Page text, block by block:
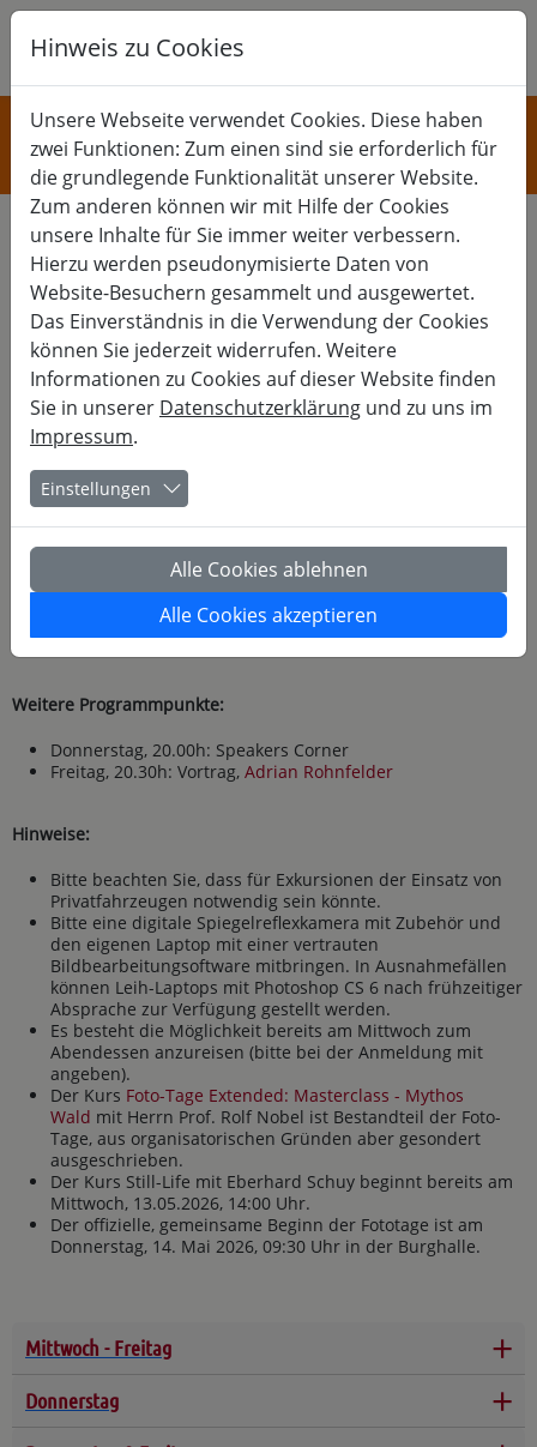
K B
KULTUR
Fotografie und Film
17. Fürstenecker Foto-Tage
Eine Burg für die Fotografie!
Bereichernde Tage rund um spannende fotografische Themen
in ein- oder mehrtages-Workshops, ein großartiger Vortrag,
eine familiäre Atmosphäre, Fachsimpeleien bis in die Nacht,
Fotos...
Sie wählen nach persönlicher Vorliebe Ihre Workshops in
unserem Baukasten-System aus. Gerne können Sie auch
tageweise, falls mal kein Workshop zusagt, eigenständig in
einer „Challenge“ eigenen oder vorgegebenen Themen
nachgehen. Weiter unten finden Sie die einzelnen Workshops.
Weitere Programmpunkte:
Donnerstag, 20.00h: Speakers Corner
Freitag, 20.30h: Vortrag, Adrian Rohnfelder
Hinweise:
Bitte beachten Sie, dass für Exkursionen der Einsatz von
Privatfahrzeugen notwendig sein könnte.
Bitte eine digitale Spiegelreflexkamera mit Zubehör und
den eigenen Laptop mit einer vertrauten
Bildbearbeitungsoftware mitbringen. In Ausnahmefällen
können Leih-Laptops mit Photoshop CS 6 nach frühzeitiger
Absprache zur Verfügung gestellt werden.
Es besteht die Möglichkeit bereits am Mittwoch zum
Abendessen anzureisen (bitte bei der Anmeldung mit
angeben).
Der Kurs Foto-Tage Extended: Masterclass - Mythos
Wald mit Herrn Prof. Rolf Nobel ist Bestandteil der Foto-
Tage, aus organisatorischen Gründen aber gesondert
ausgeschrieben.
Der Kurs Still-Life mit Eberhard Schuy beginnt bereits am
Mittwoch, 13.05.2026, 14:00 Uhr.
Der offizielle, gemeinsame Beginn der Fototage ist am
Donnerstag, 14. Mai 2026, 09:30 Uhr in der Burghalle.
Mittwoch - Freitag +
Donnerstag +
Hinweis zu Cookies
Unsere Webseite verwendet Cookies. Diese haben
zwei Funktionen: Zum einen sind sie erforderlich für
die grundlegende Funktionalität unserer Website.
Zum anderen können wir mit Hilfe der Cookies
unsere Inhalte für Sie immer weiter verbessern.
Hierzu werden pseudonymisierte Daten von
Website-Besuchern gesammelt und ausgewertet.
Das Einverständnis in die Verwendung der Cookies
können Sie jederzeit widerrufen. Weitere
Informationen zu Cookies auf dieser Website finden
Sie in unserer Datenschutzerklärung und zu uns im
Impressum.
Einstellungen
Alle Cookies ablehnen
Alle Cookies akzeptieren